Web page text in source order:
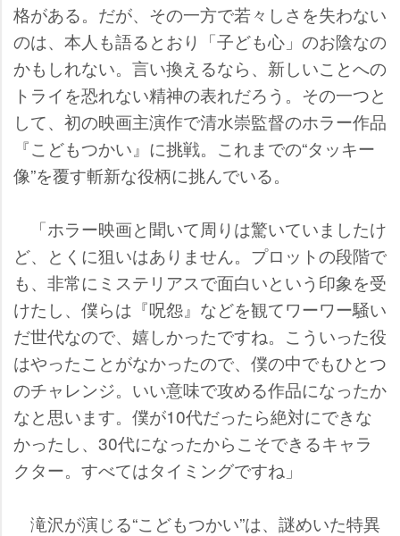
格がある。だが、その一方で若々しさを失わない
のは、本人も語るとおり「子ども心」のお陰なの
かもしれない。言い換えるなら、新しいことへの
トライを恐れない精神の表れだろう。その一つと
して、初の映画主演作で清水崇監督のホラー作品
『こどもつかい』に挑戦。これまでの“タッキー
像”を覆す斬新な役柄に挑んでいる。
「ホラー映画と聞いて周りは驚いていましたけ
ど、とくに狙いはありません。プロットの段階で
も、非常にミステリアスで面白いという印象を受
けたし、僕らは『呪怨』などを観てワーワー騒い
だ世代なので、嬉しかったですね。こういった役
はやったことがなかったので、僕の中でもひとつ
のチャレンジ。いい意味で攻める作品になったか
なと思います。僕が10代だったら絶対にできな
かったし、30代になったからこそできるキャラ
クター。すべてはタイミングですね」
滝沢が演じる“こどもつかい”は、謎めいた特異